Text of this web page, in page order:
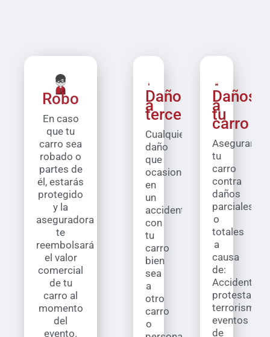
Robo
En caso
que tu
carro sea
robado o
partes de
él, estarás
protegido
y la
aseguradora
te
reembolsará
el valor
comercial
de tu
carro al
momento
del
evento.
Daños
a
terceros
Cualquier
daño
que
ocasiones
en
un
accidente
con
tu
carro
bien
sea
a
otro
carro
o
Daños
a
tu
carro
Asegurarás
tu
carro
contra
daños
parciales
o
totales
a
causa
de:
Accidentes,
protestas,
terrorismo,
eventos
de